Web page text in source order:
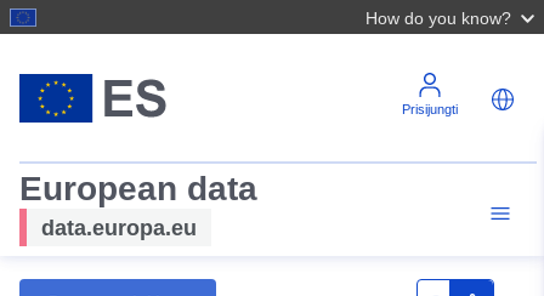
How do you know?
Prisijungti
European data
data.europa.eu